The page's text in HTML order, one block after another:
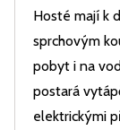
Hosté mají k
sprchovým
pobyt i na
postará
elektrickými